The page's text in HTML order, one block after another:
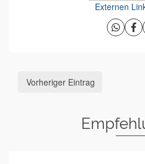
Externen
Vorheriger Eintrag